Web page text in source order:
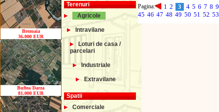
Brezoaia
36.000 EUR
Buftea Darza
81.000 EUR
Terenuri
Agricole
Intravilane
Loturi de casa /
parcelari
Industriale
Extravilane
Spatii
Comerciale
Pagina: 1 2 3 4 5 6 7 8 9
45 46 47 48 49 50 51 52 53